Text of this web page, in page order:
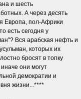
и шесть
А через десять
Европа, пол-Африки
есть сегодня у
Вся арабская нефть и
которых их
бросят в топку
они могут
демократии и
жизни...****